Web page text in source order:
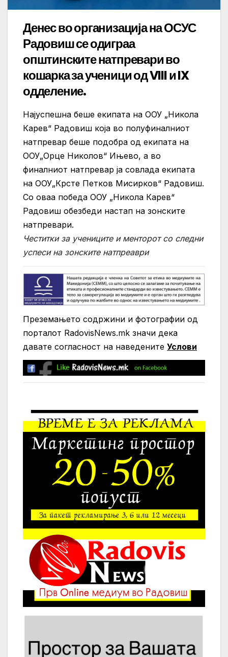
Денес во организација на ОСУС
Радовиш се одиграа
општинските натпревари во
кошарка за ученици од VIII и IX
одделение.
Најуспешна беше екипата на ООУ „Никола
Карев“ Радовиш која во полуфиналниот
натпревар беше подобра од екипата на
ООУ„Орце Николов“ Ињево, а во
финалниот натпревар ја совлада екипата
на ООУ„Крсте Петков Мисирков“ Радовиш.
Со оваа победа ООУ „Никола Карев“
Радовиш обезбеди настап на зонските
натпревари.
Честитки за учениците и менторот со следни
успеси на зонските натпреаври
Преземањето содржини и фотографии од
порталот RadovisNews.mk значи дека
давате согласност на нaведените Услови